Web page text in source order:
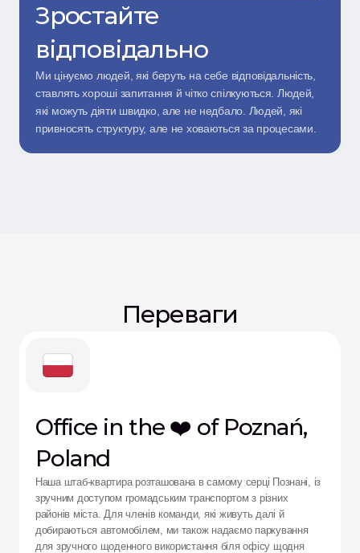
Зростайте
відповідально
Ми цінуємо людей, які беруть на себе відповідальність,
ставлять хороші запитання й чітко спілкуються. Людей,
які можуть діяти швидко, але не недбало. Людей, які
привносять структуру, але не ховаються за процесами.
Переваги
Office in the ❤️ of Poznań,
Poland
Наша штаб-квартира розташована в самому серці Познані, із
зручним доступом громадським транспортом з різних
районів міста. Для членів команди, які живуть далі й
добираються автомобілем, ми також надаємо паркування
для зручного щоденного використання біля офісу щодня